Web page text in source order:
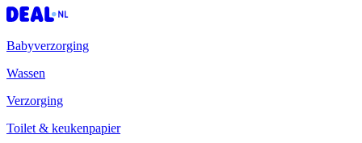
Babyverzorging
Wassen
Verzorging
Toilet & keukenpapier